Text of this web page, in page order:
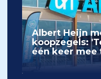
Albert Heijn
koopzegels:
één keer mee